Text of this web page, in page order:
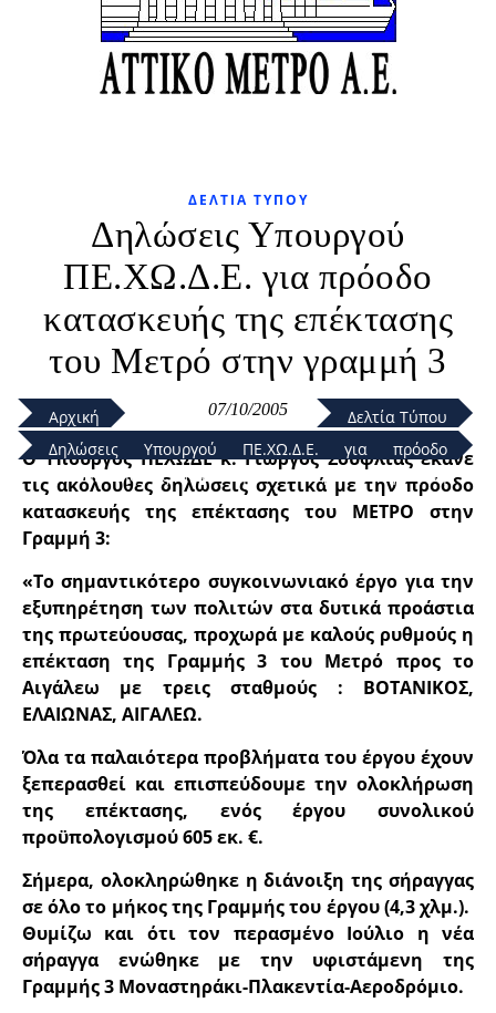
Αρχική
Δελτία Τύπου
Δηλώσεις Υπουργού ΠΕ.ΧΩ.Δ.Ε. για πρόοδο
κατασκευής της επέκτασης του Μετρό στην γραμμή
ΔΕΛΤΊΑ ΤΎΠΟΥ
Δηλώσεις Υπουργού
ΠΕ.ΧΩ.Δ.Ε. για πρόοδο
κατασκευής της επέκτασης
του Μετρό στην γραμμή 3
07/10/2005
Ο Υπουργός ΠΕΧΩΔΕ κ. Γιώργος Σουφλιάς έκανε
τις ακόλουθες δηλώσεις σχετικά με την πρόοδο
κατασκευής της επέκτασης του ΜΕΤΡΟ στην
Γραμμή 3:
«Το σημαντικότερο συγκοινωνιακό έργο για την
εξυπηρέτηση των πολιτών στα δυτικά προάστια
της πρωτεύουσας, προχωρά με καλούς ρυθμούς η
επέκταση της Γραμμής 3 του Μετρό προς το
Αιγάλεω με τρεις σταθμούς : ΒΟΤΑΝΙΚΟΣ,
ΕΛΑΙΩΝΑΣ, ΑΙΓΑΛΕΩ.
Όλα τα παλαιότερα προβλήματα του έργου έχουν
ξεπερασθεί και επισπεύδουμε την ολοκλήρωση
της επέκτασης, ενός έργου συνολικού
προϋπολογισμού 605 εκ. €.
Σήμερα, ολοκληρώθηκε η διάνοιξη της σήραγγας
σε όλο το μήκος της Γραμμής του έργου (4,3 χλμ.).
Θυμίζω και ότι τον περασμένο Ιούλιο η νέα
σήραγγα ενώθηκε με την υφιστάμενη της
Γραμμής 3 Μοναστηράκι-Πλακεντία-Αεροδρόμιο.